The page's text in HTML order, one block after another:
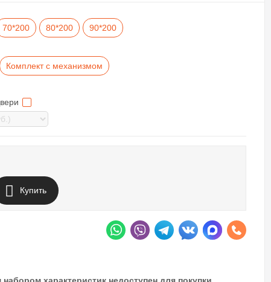
70*200 80*200 90*200
Комплект с механизмом
Купить